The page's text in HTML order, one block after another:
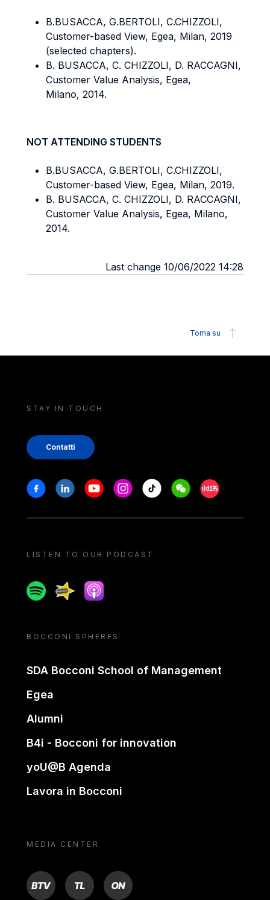
B.BUSACCA, G.BERTOLI, C.CHIZZOLI,
Customer-based View, Egea, Milan, 2019
(selected chapters).
B. BUSACCA, C. CHIZZOLI, D. RACCAGNI,
Customer Value Analysis, Egea,
Milano, 2014.
NOT ATTENDING STUDENTS
B.BUSACCA, G.BERTOLI, C.CHIZZOLI,
Customer-based View, Egea, Milan, 2019.
B. BUSACCA, C. CHIZZOLI, D. RACCAGNI,
Customer Value Analysis, Egea, Milano,
2014.
Last change 10/06/2022 14:28
Torna su
STAY IN TOUCH
Contatti
Stay in touch
FacebookLinkedinYoutubeInstagram
Tiktok WeechatXiaohongshu/
LISTEN TO OUR PODCAST
SpotifySpreakerApple podcast
BOCCONI SPHERES
SDA Bocconi School of Management
Egea
Alumni
B4i - Bocconi for innovation
yoU@B Agenda
Lavora in Bocconi
MEDIA CENTER
BTV TL ON